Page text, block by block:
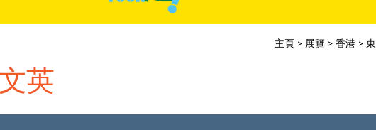
主頁 > 展覽 > 香港 >
英